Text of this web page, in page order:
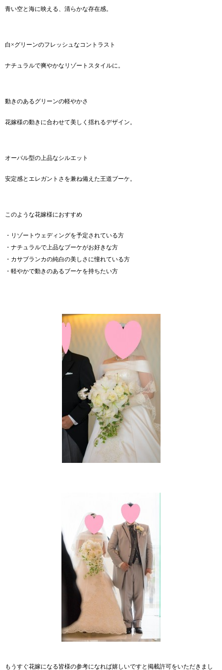
青い空と海に映える、清らかな存在感。
白×グリーンのフレッシュなコントラスト
ナチュラルで爽やかなリゾートスタイルに。
動きのあるグリーンの軽やかさ
花嫁様の動きに合わせて美しく揺れるデザイン。
オーバル型の上品なシルエット
安定感とエレガントさを兼ね備えた王道ブーケ。
このような花嫁様におすすめ
・リゾートウェディングを予定されている方
・ナチュラルで上品なブーケがお好きな方
・カサブランカの純白の美しさに憧れている方
・軽やかで動きのあるブーケを持ちたい方
もうすぐ花嫁になる皆様の参考になれば嬉しいですと掲載許可をいただきまし